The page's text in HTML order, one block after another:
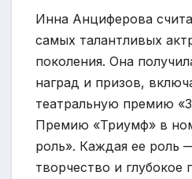
Инна Анциферова
самых талантливых
поколения. Она
наград и призов,
театральную премию
Премию «Триумф» в
роль». Каждая ее роль
творчество и глубокое